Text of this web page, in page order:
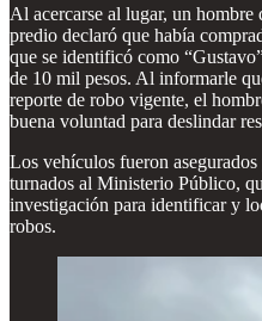
Al acercarse al lugar, un hombre
predio declaró que había
que se identificó como
de 10 mil pesos. Al informarle
reporte de robo vigente, el
buena voluntad para deslindar
Los vehículos fueron
turnados al Ministerio Público,
investigación para identificar y
robos.